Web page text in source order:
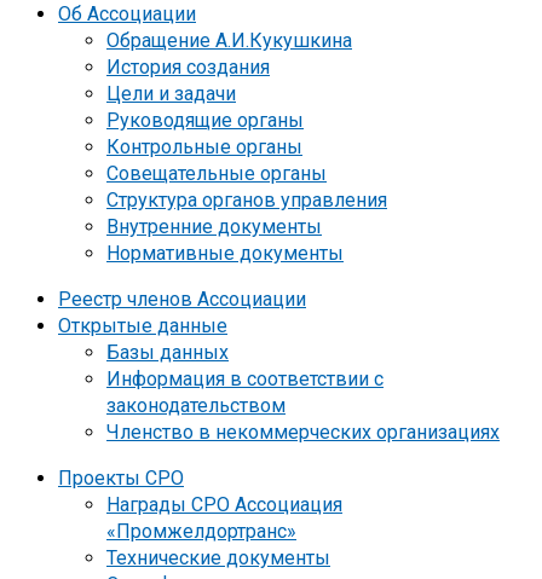
Об Ассоциации
Обращение А.И.Кукушкина
История создания
Цели и задачи
Руководящие органы
Контрольные органы
Совещательные органы
Структура органов управления
Внутренние документы
Нормативные документы
Реестр членов Ассоциации
Открытые данные
Базы данных
Информация в соответствии с
законодательством
Членство в некоммерческих организациях
Проекты СРО
Награды СРО Ассоциация
«Промжелдортранс»
Технические документы